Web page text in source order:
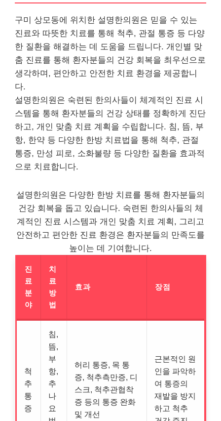
구미 상모동에 위치한 설명한의원은 믿을 수 있는
진료와 따뜻한 치료를 통해 척추, 관절 통증 등 다양
한 질환을 해결하는 데 도움을 드립니다. 개인별 맞
춤 진료를 통해 환자분들의 건강 회복을 최우선으로
생각하며, 편안하고 안전한 치료 환경을 제공합니
다.
설명한의원은 숙련된 한의사들이 체계적인 진료 시
스템을 통해 환자분들의 건강 상태를 정확하게 진단
하고, 개인 맞춤 치료 계획을 수립합니다. 침, 뜸, 부
항, 한약 등 다양한 한방 치료법을 통해 척추, 관절
통증, 만성 피로, 소화불량 등 다양한 질환을 효과적
으로 치료합니다.
설명한의원은 다양한 한방 치료를 통해 환자분들의
건강 회복을 돕고 있습니다. 숙련된 한의사들의 체
계적인 진료 시스템과 개인 맞춤 치료 계획, 그리고
안전하고 편안한 진료 환경은 환자분들의 만족도를
높이는 데 기여합니다.
진
료
분
야
치
료
방
법
효과 장점
척
추
통
증
침,
뜸,
부
항,
추
나
요
허리 통증, 목 통
증, 척추측만증, 디
스크, 척추관협착
증 등의 통증 완화
및 개선
근본적인 원
인을 파악하
여 통증의
재발을 방지
하고 척추